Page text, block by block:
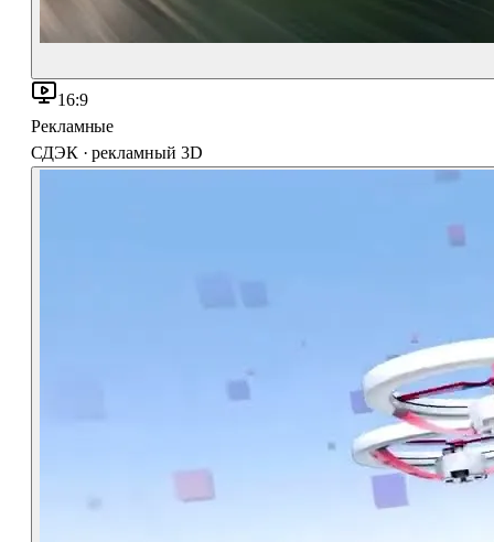
16:9
Рекламные
СДЭК · рекламный 3D